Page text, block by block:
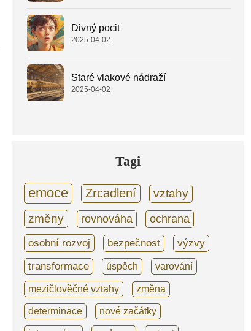
Divný pocit
2025-04-02
Staré vlakové nádraží
2025-04-02
Tagi
emoce Zrcadlení
vztahy
změny
rovnováha
ochrana
osobní rozvoj
bezpečnost výzvy
transformace úspěch varování
mezičlověčné vztahy změna
determinace nové začátky